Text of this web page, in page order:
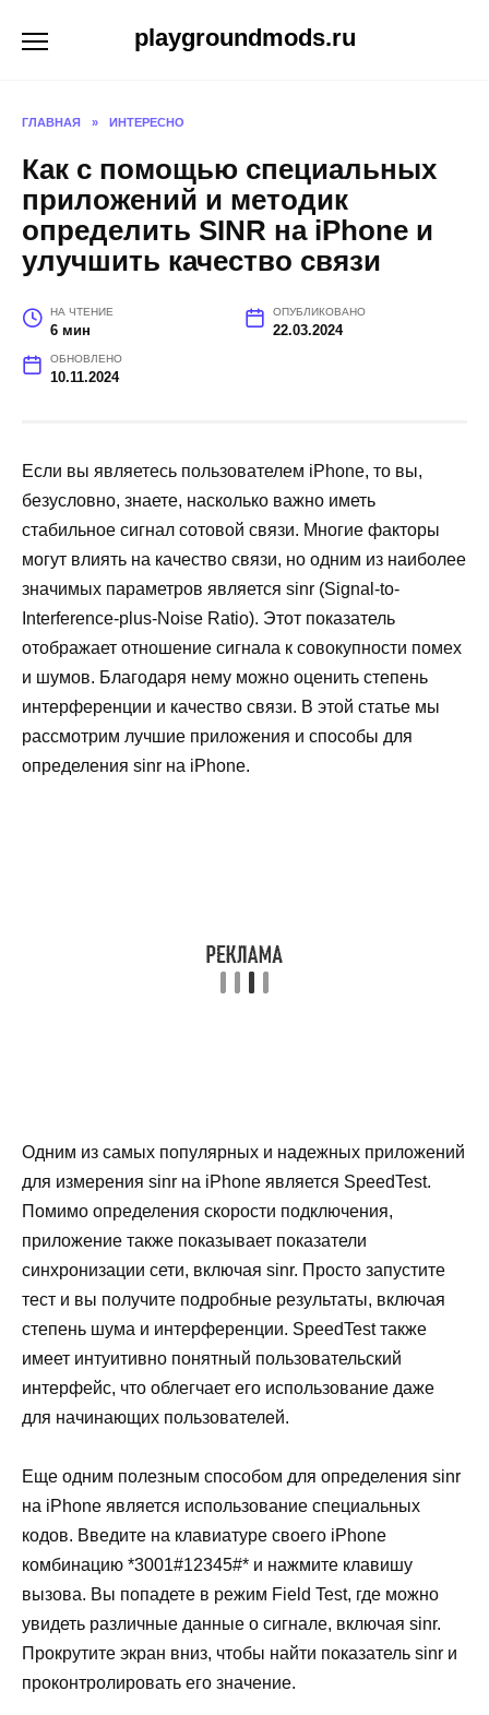
playgroundmods.ru
ГЛАВНАЯ » ИНТЕРЕСНО
Как с помощью специальных
приложений и методик
определить SINR на iPhone и
улучшить качество связи
НА ЧТЕНИЕ
6 мин
ОПУБЛИКОВАНО
22.03.2024
ОБНОВЛЕНО
10.11.2024
Если вы являетесь пользователем iPhone, то вы,
безусловно, знаете, насколько важно иметь
стабильное сигнал сотовой связи. Многие факторы
могут влиять на качество связи, но одним из наиболее
значимых параметров является sinr (Signal-to-
Interference-plus-Noise Ratio). Этот показатель
отображает отношение сигнала к совокупности помех
и шумов. Благодаря нему можно оценить степень
интерференции и качество связи. В этой статье мы
рассмотрим лучшие приложения и способы для
определения sinr на iPhone.
Одним из самых популярных и надежных приложений
для измерения sinr на iPhone является SpeedTest.
Помимо определения скорости подключения,
приложение также показывает показатели
синхронизации сети, включая sinr. Просто запустите
тест и вы получите подробные результаты, включая
степень шума и интерференции. SpeedTest также
имеет интуитивно понятный пользовательский
интерфейс, что облегчает его использование даже
для начинающих пользователей.
Еще одним полезным способом для определения sinr
на iPhone является использование специальных
кодов. Введите на клавиатуре своего iPhone
комбинацию *3001#12345#* и нажмите клавишу
вызова. Вы попадете в режим Field Test, где можно
увидеть различные данные о сигнале, включая sinr.
Прокрутите экран вниз, чтобы найти показатель sinr и
проконтролировать его значение.